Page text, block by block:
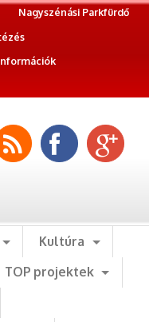
Nagyszénási Parkfürdő
Kultúra
TOP projektek